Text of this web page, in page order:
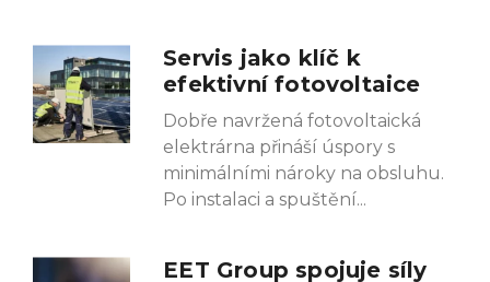
Servis jako klíč k
efektivní fotovoltaice
Dobře navržená fotovoltaická
elektrárna přináší úspory s
minimálními nároky na obsluhu.
Po instalaci a spuštění
EET Group spojuje síly